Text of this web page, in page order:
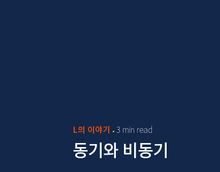
L의 이야기 3 min read
동기와 비동기